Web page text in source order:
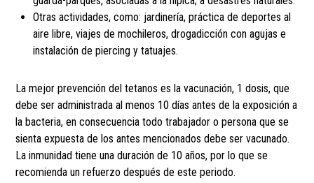
Otras actividades, como: jardinería, práctica de deportes al
aire libre, viajes de mochileros, drogadicción con agujas e
instalación de piercing y tatuajes.
La mejor prevención del tetanos es la vacunación, 1 dosis, que
debe ser administrada al menos 10 días antes de la exposición a
la bacteria, en consecuencia todo trabajador o persona que se
sienta expuesta de los antes mencionados debe ser vacunado.
La inmunidad tiene una duración de 10 años, por lo que se
recomienda un refuerzo después de este periodo.